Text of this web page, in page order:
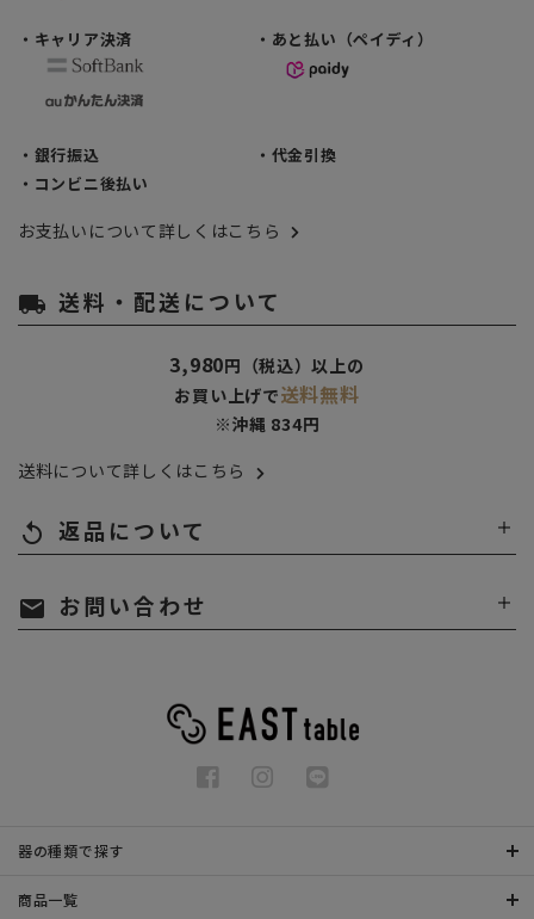
・キャリア決済 ・あと払い（ペイディ）
・銀行振込
・代金引換
・コンビニ後払い
お支払いについて詳しくはこちら
local_shipping 送料・配送について
3,980円（税込）以上の
お買い上げで送料無料
※沖縄 834円
送料について詳しくはこちら
replay 返品について
mail お問い合わせ
器の種類で探す
商品一覧